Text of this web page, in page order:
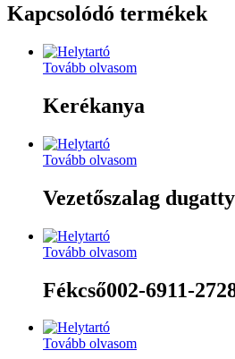
Kapcsolódó termékek
Tovább olvasom
Kerékanya
Tovább olvasom
Vezetőszalag
Tovább olvasom
Fékcső002-6911-
Tovább olvasom